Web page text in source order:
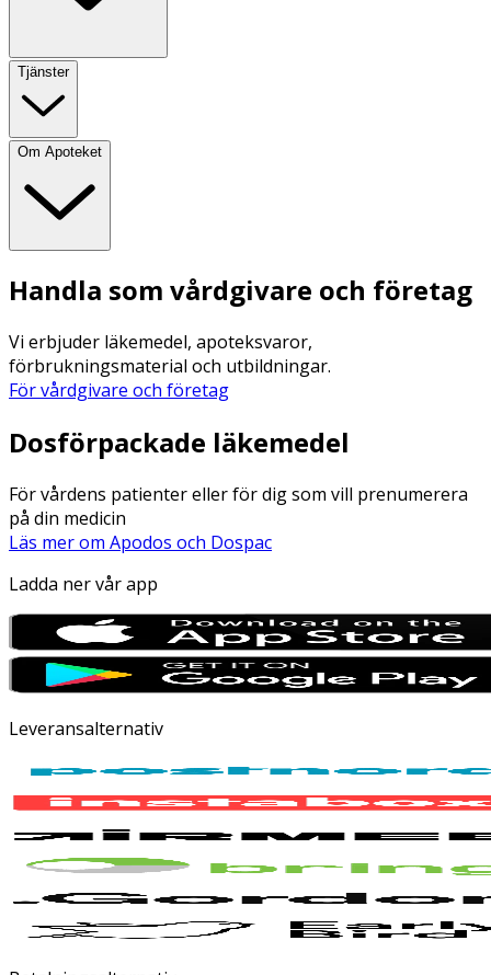
Tjänster
Om Apoteket
Handla som vårdgivare och företag
Vi erbjuder läkemedel, apoteksvaror,
förbrukningsmaterial och utbildningar.
För vårdgivare och företag
Dosförpackade läkemedel
För vårdens patienter eller för dig som vill prenumerera
på din medicin
Läs mer om Apodos och Dospac
Ladda ner vår app
Leveransalternativ